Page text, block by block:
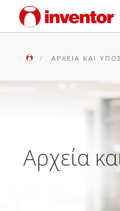
ΕΓΓΥΗΣΗ
ΔΗΛΩΣΗ ΒΛΑΒΗΣ
ΑΡΧΕΊΑ ΚΑΙ
Αρχεία